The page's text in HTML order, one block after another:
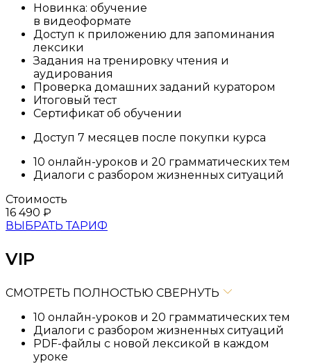
Новинка: обучение
в видеоформате
Доступ к приложению для запоминания
лексики
Задания на тренировку чтения и
аудирования
Проверка домашних заданий куратором
Итоговый тест
Сертификат об обучении
Доступ 7 месяцев после покупки курса
10 онлайн-уроков и 20 грамматических тем
Диалоги с разбором жизненных ситуаций
Стоимость
16 490 ₽
ВЫБРАТЬ ТАРИФ
VIP
СМОТРЕТЬ ПОЛНОСТЬЮ СВЕРНУТЬ
10 онлайн-уроков и 20 грамматических тем
Диалоги с разбором жизненных ситуаций
PDF-файлы с новой лексикой в каждом
уроке